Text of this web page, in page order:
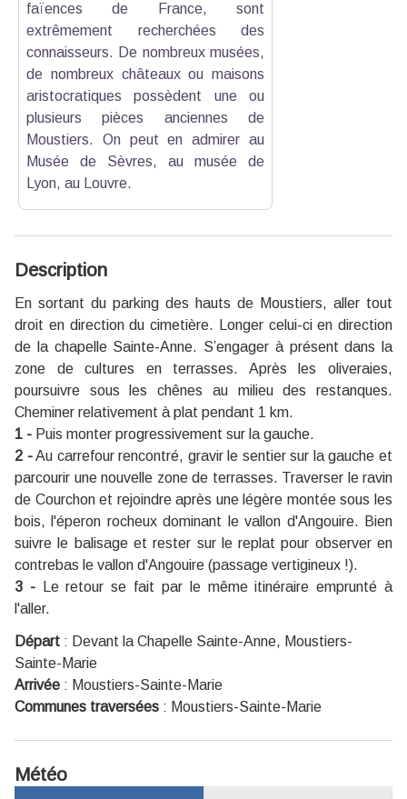
faïences de France, sont
extrêmement recherchées des
connaisseurs. De nombreux musées,
de nombreux châteaux ou maisons
aristocratiques possèdent une ou
plusieurs pièces anciennes de
Moustiers. On peut en admirer au
Musée de Sèvres, au musée de
Lyon, au Louvre.
Description
En sortant du parking des hauts de Moustiers, aller tout
droit en direction du cimetière. Longer celui-ci en direction
de la chapelle Sainte-Anne. S’engager à présent dans la
zone de cultures en terrasses. Après les oliveraies,
poursuivre sous les chênes au milieu des restanques.
Cheminer relativement à plat pendant 1 km.
1 - Puis monter progressivement sur la gauche.
2 -Au carrefour rencontré, gravir le sentier sur la gauche et
parcourir une nouvelle zone de terrasses. Traverser le ravin
de Courchon et rejoindre après une légère montée sous les
bois, l'éperon rocheux dominant le vallon d'Angouire. Bien
suivre le balisage et rester sur le replat pour observer en
contrebas le vallon d'Angouire (passage vertigineux !).
3 -Le retour se fait par le même itinéraire emprunté à
l'aller.
Départ : Devant la Chapelle Sainte-Anne, Moustiers-
Sainte-Marie
Arrivée : Moustiers-Sainte-Marie
Communes traversées : Moustiers-Sainte-Marie
Météo